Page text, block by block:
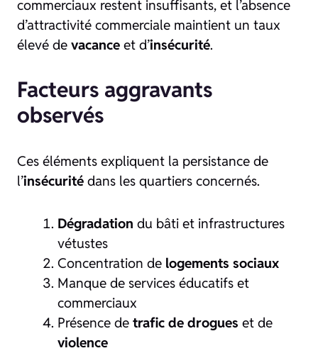
commerciaux restent insuffisants, et l’absence
d’attractivité commerciale maintient un taux
élevé de vacance et d’insécurité.
Facteurs aggravants
observés
Ces éléments expliquent la persistance de
l’insécurité dans les quartiers concernés.
Dégradation du bâti et infrastructures
vétustes
Concentration de logements sociaux
Manque de services éducatifs et
commerciaux
Présence de trafic de drogues et de
violence